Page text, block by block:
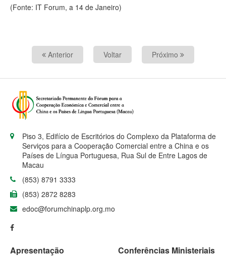
(Fonte: IT Forum, a 14 de Janeiro)
Anterior Voltar Próximo
Piso 3, Edifício de Escritórios do Complexo da Plataforma de
Serviços para a Cooperação Comercial entre a China e os
Países de Língua Portuguesa, Rua Sul de Entre Lagos de
Macau
(853) 8791 3333
(853) 2872 8283
edoc@forumchinaplp.org.mo
Apresentação Conferências Ministeriais